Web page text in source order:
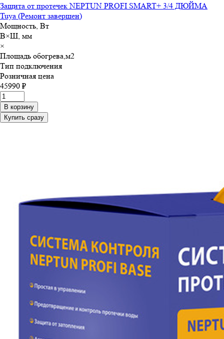
Защита от протечек NEPTUN PROFI SMART+ 3/4 ДЮЙМА
Tuya (Ремонт завершен)
Мощность, Вт
В×Ш, мм
×
Площадь обогрева,м2
Тип подключения
Розничная цена
45990 ₽
В корзину
Купить сразу